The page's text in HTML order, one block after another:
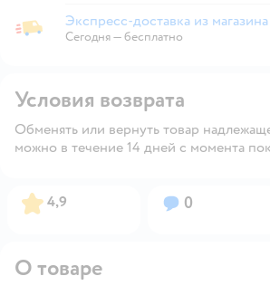
Экспресс-доставка из магазина
Экспресс-доставка из магазина
Сегодня—бесплатно
Условия возврата
Обменять или вернуть товар
можно в течение 14 дней с момента
Рейтинг:
4,9 Вопросов:
0
О товаре